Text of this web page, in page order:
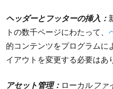
ヘッダーとフッターの挿入：
トの数千ページにわたって、
的コンテンツをプログラムに
イアウトを変更する必要はあ
アセット管理： ローカル ファ